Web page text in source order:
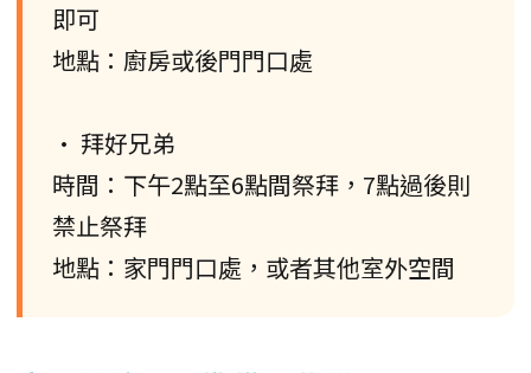
即可
地點：廚房或後門門口處
• 拜好兄弟
時間：下午2點至6點間祭拜，7點過後則
禁止祭拜
地點：家門門口處，或者其他室外空間